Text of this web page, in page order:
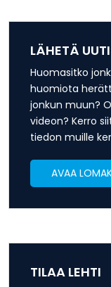
LÄHETÄ
Huomasitko
huomiota
jonkun muun?
videon? Kerro
tiedon muille
AVAA
TILAA LEHTI